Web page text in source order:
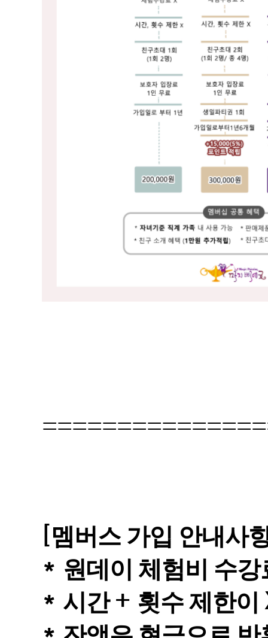
[멤버스 가입 안내사
* 원데이 체험비 수
* 시간 + 횟수 제한이